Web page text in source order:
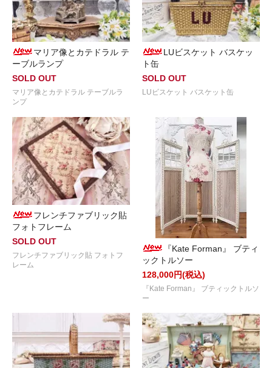
マリア像とカテドラル テ
ーブルランプ
SOLD OUT
マリア像とカテドラル テーブルラ
ンプ
LUビスケット バスケッ
ト缶
SOLD OUT
LUビスケット バスケット缶
フレンチファブリック貼
フォトフレーム
SOLD OUT
フレンチファブリック貼 フォトフ
レーム
『Kate Forman』 ブティ
ックトルソー
128,000円(税込)
『Kate Forman』 ブティックトルソ
ー